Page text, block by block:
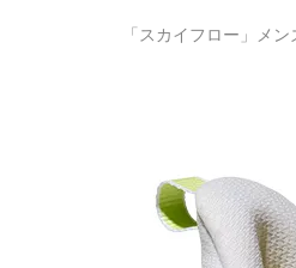
「スカイフロー」メ